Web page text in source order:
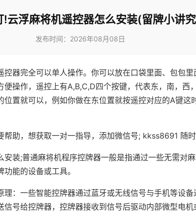
!云浮麻将机遥控器怎么安装(留牌小讲
发布时间：2026年08月08日
控器完全可以单人操作。你可以放在口袋里面、包包
操作，遥控上有A,B,C,D四个按键，代表东，南，西
位置就可以，例如你做在东位置就按遥控对应的A键这
帮助，想获取一对一指导，添加微信号; kkss8691 随时
安装;普通麻将机程序控牌器一般是指通过一些无需对
能的设备或工具。
理：一些智能控牌器通过蓝牙或无线信号与手机等设
信号给控牌器，控牌器接收到信号后驱动内部微型电机